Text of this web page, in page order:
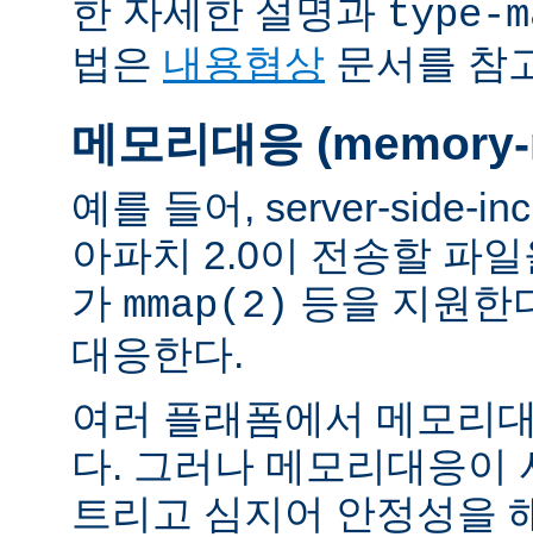
한 자세한 설명과 type-
법은 내용협상 문서를 참
메모리대응
예를 들어, server-side-
아파치 2.0이 전송할 파
가 mmap(2) 등을 지원한
대응한다.
여러 플래폼에서 메모리
다. 그러나 메모리대응이
트리고 심지어 안정성을